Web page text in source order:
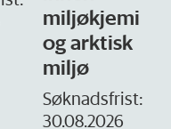
miljøkjemi
og arktisk
miljø
Søknadsfrist:
30.08.2026